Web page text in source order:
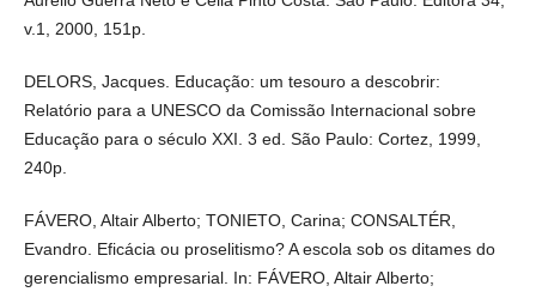
v.1, 2000, 151p.
DELORS, Jacques. Educação: um tesouro a descobrir:
Relatório para a UNESCO da Comissão Internacional sobre
Educação para o século XXI. 3 ed. São Paulo: Cortez, 1999,
240p.
FÁVERO, Altair Alberto; TONIETO, Carina; CONSALTÉR,
Evandro. Eficácia ou proselitismo? A escola sob os ditames do
gerencialismo empresarial. In: FÁVERO, Altair Alberto;